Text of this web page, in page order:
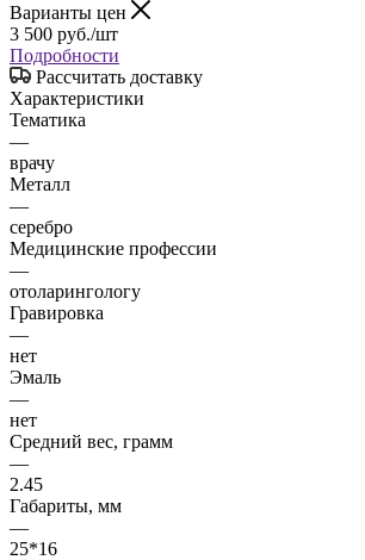
Варианты цен
3 500 руб./шт
Подробности
Рассчитать доставку
Характеристики
Тематика
—
врачу
Металл
—
серебро
Медицинские профессии
—
отоларингологу
Гравировка
—
нет
Эмаль
—
нет
Средний вес, грамм
—
2.45
Габариты, мм
—
25*16